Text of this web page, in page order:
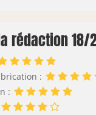
rédaction 18/
:
: